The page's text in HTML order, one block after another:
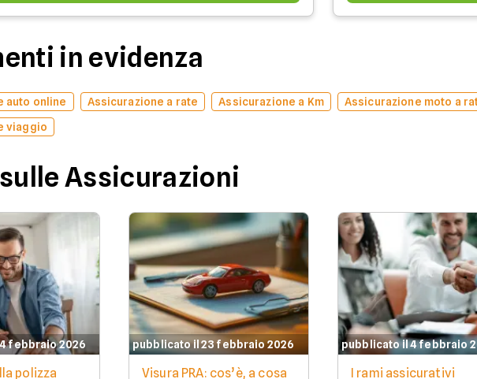
in evidenza
auto online Assicurazione a rate Assicurazione a Km Assicurazione moto a
viaggio
Assicurazioni
febbraio 2026
polizza
pubblicato il 23 febbraio 2026
Visura PRA: cos’è, a cosa
pubblicato il 4 febbraio
I rami assicurativi